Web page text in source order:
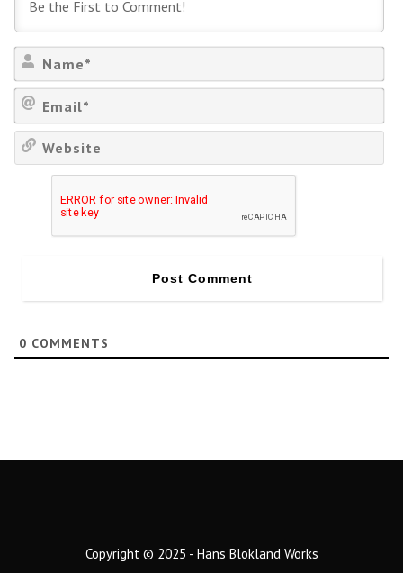
0 COMMENTS
Copyright © 2025 - Hans Blokland Works